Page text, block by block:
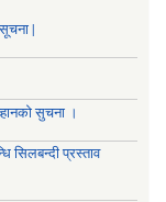
|
सुचना ।
सिलबन्दी प्रस्ताव